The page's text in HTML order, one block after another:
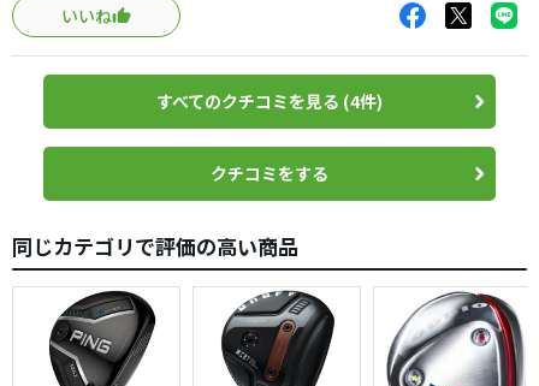
試打の感想は、とにかく打ちやすい。弾道が高い。距離が
出る。
（ただ少し叩きに行くと右にふけます。シャフトか
もともとＦＷ苦手で、ＵＴを使用していたのですが、タフ
なコースだとやはりＦＷ必要と思い10年ぶり位にＦＷ購入
を検討し、最終的にこのクラブになりました。（その間
コストパフォーマンスを考えると、非常にお買い得だと思
います。
余談ですが購入直後に使用し、ヘッド内部から「カラカ
ラ」という異音がしたため、すぐに交換してもらいまし
た。店員さん曰く、たまにあるとのことです。
いいね
すべてのクチコミを見る (4件)
クチコミをする
同じカテゴリで評価の高い商品